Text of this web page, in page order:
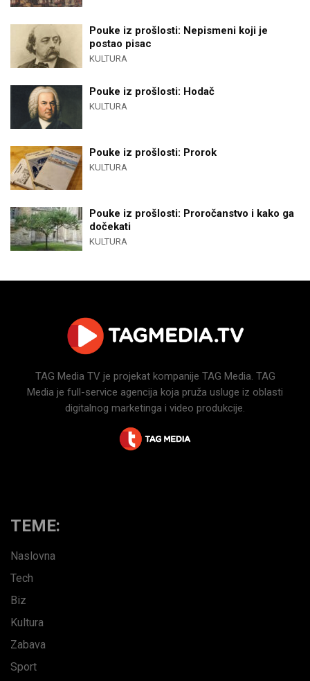
Pouke iz prošlosti: Nepismeni koji je
postao pisac
KULTURA
Pouke iz prošlosti: Hodač
KULTURA
Pouke iz prošlosti: Prorok
KULTURA
Pouke iz prošlosti: Proročanstvo i kako ga
dočekati
KULTURA
TAG Media TV je projekat kompanije TAG Media. TAG
Media je full-service agencija koja pruža usluge iz oblasti
digitalnog marketinga i video produkcije.
TEME:
Naslovna
Tech
Biz
Kultura
Zabava
Sport